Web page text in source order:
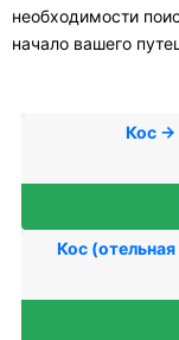
необходимости
начало вашего
Кос →
Кос